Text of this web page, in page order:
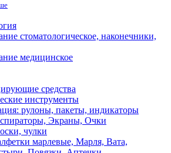
стоматологическое, наконечники,
медицинское
средства
инструменты
рулоны, пакеты, индикаторы
Экраны, Очки
чулки
марлевые, Марля, Вата,